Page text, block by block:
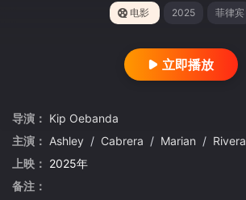
电影 2025 菲律宾
立即播放
导演： Kip Oebanda
主演： Ashley / Cabrera / Marian / Rivera
上映： 2025年
备注：